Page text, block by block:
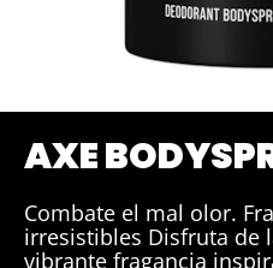
AXE
Combate el mal olor.
irresistibles Disfruta de
vibrante fragancia